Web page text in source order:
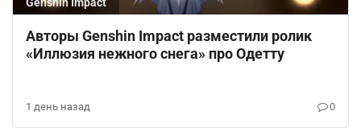
Genshin Impact
Авторы Genshin Impact разместили ролик
«Иллюзия нежного снега» про Одетту
1 день назад 0